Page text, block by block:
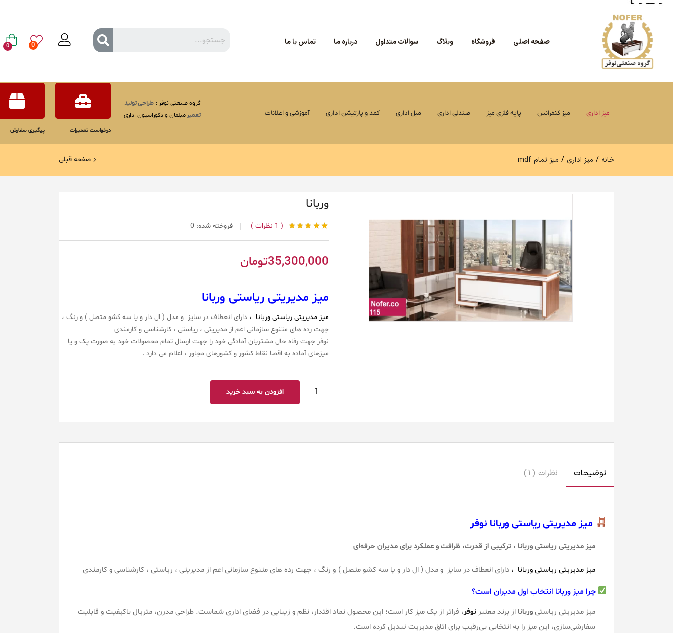
صفحه اصلی فروشگاه وبلاگ سوالات متداول درباره ما تماس با ما 0
0
میز اداری میز کنفرانس پایه فلزی میز صندلی اداری مبل اداری کمد و پارتیشن اداری آموزشی و اعلانات
گروه صنعتی نوفر : طراحیتولید
تعمیرمبلمان و دکوراسیون اداری
درخواست تعمیرات پیگیری سفارش
خانه میز اداری میز تمام mdf صفحه قبلی
وربانا
امتیازمشتری
1 نظرات فروخته شده: 0
35,300,000تومان
میز مدیریتی ریاستی وربانا
میز مدیریتی ریاستی وربانا ، دارای انعطاف در سایز و مدل ( ال دار و یا سه کشو متصل ) و رنگ ،
جهت رده های متنوع سازمانی اعم از مدیریتی ، ریاستی ، کارشناسی و کارمندی
نوفر جهت رفاه حال مشتریان آمادگی خود را جهت ارسال تمام محصولات خود به صورت پک و یا
میزهای آماده به اقصا نقاط کشور و کشورهای مجاور ، اعلام می دارد .
افزودن به سبد خرید
توضیحات نظرات (1)
میز مدیریتی ریاستی وربانا نوفر
میز مدیریتی ریاستی وربانا ، ترکیبی از قدرت، ظرافت و عملکرد برای مدیران حرفه‌ای
میز مدیریتی ریاستی وربانا ، دارای انعطاف در سایز و مدل ( ال دار و یا سه کشو متصل ) و رنگ ، جهت رده های متنوع سازمانی اعم از مدیریتی ، ریاستی ، کارشناسی و کارمندی
چرا میز وربانا انتخاب اول مدیران است؟
میز مدیریتی ریاستیوربانااز برند معتبر نوفر، فراتر از یک میز کار است؛ این محصول نماد اقتدار، نظم و زیبایی در فضای اداری شماست. طراحی مدرن، متریال باکیفیت و قابلیت
سفارشی‌سازی، این میز را به انتخابی بی‌رقیب برای اتاق مدیریت تبدیل کرده است.